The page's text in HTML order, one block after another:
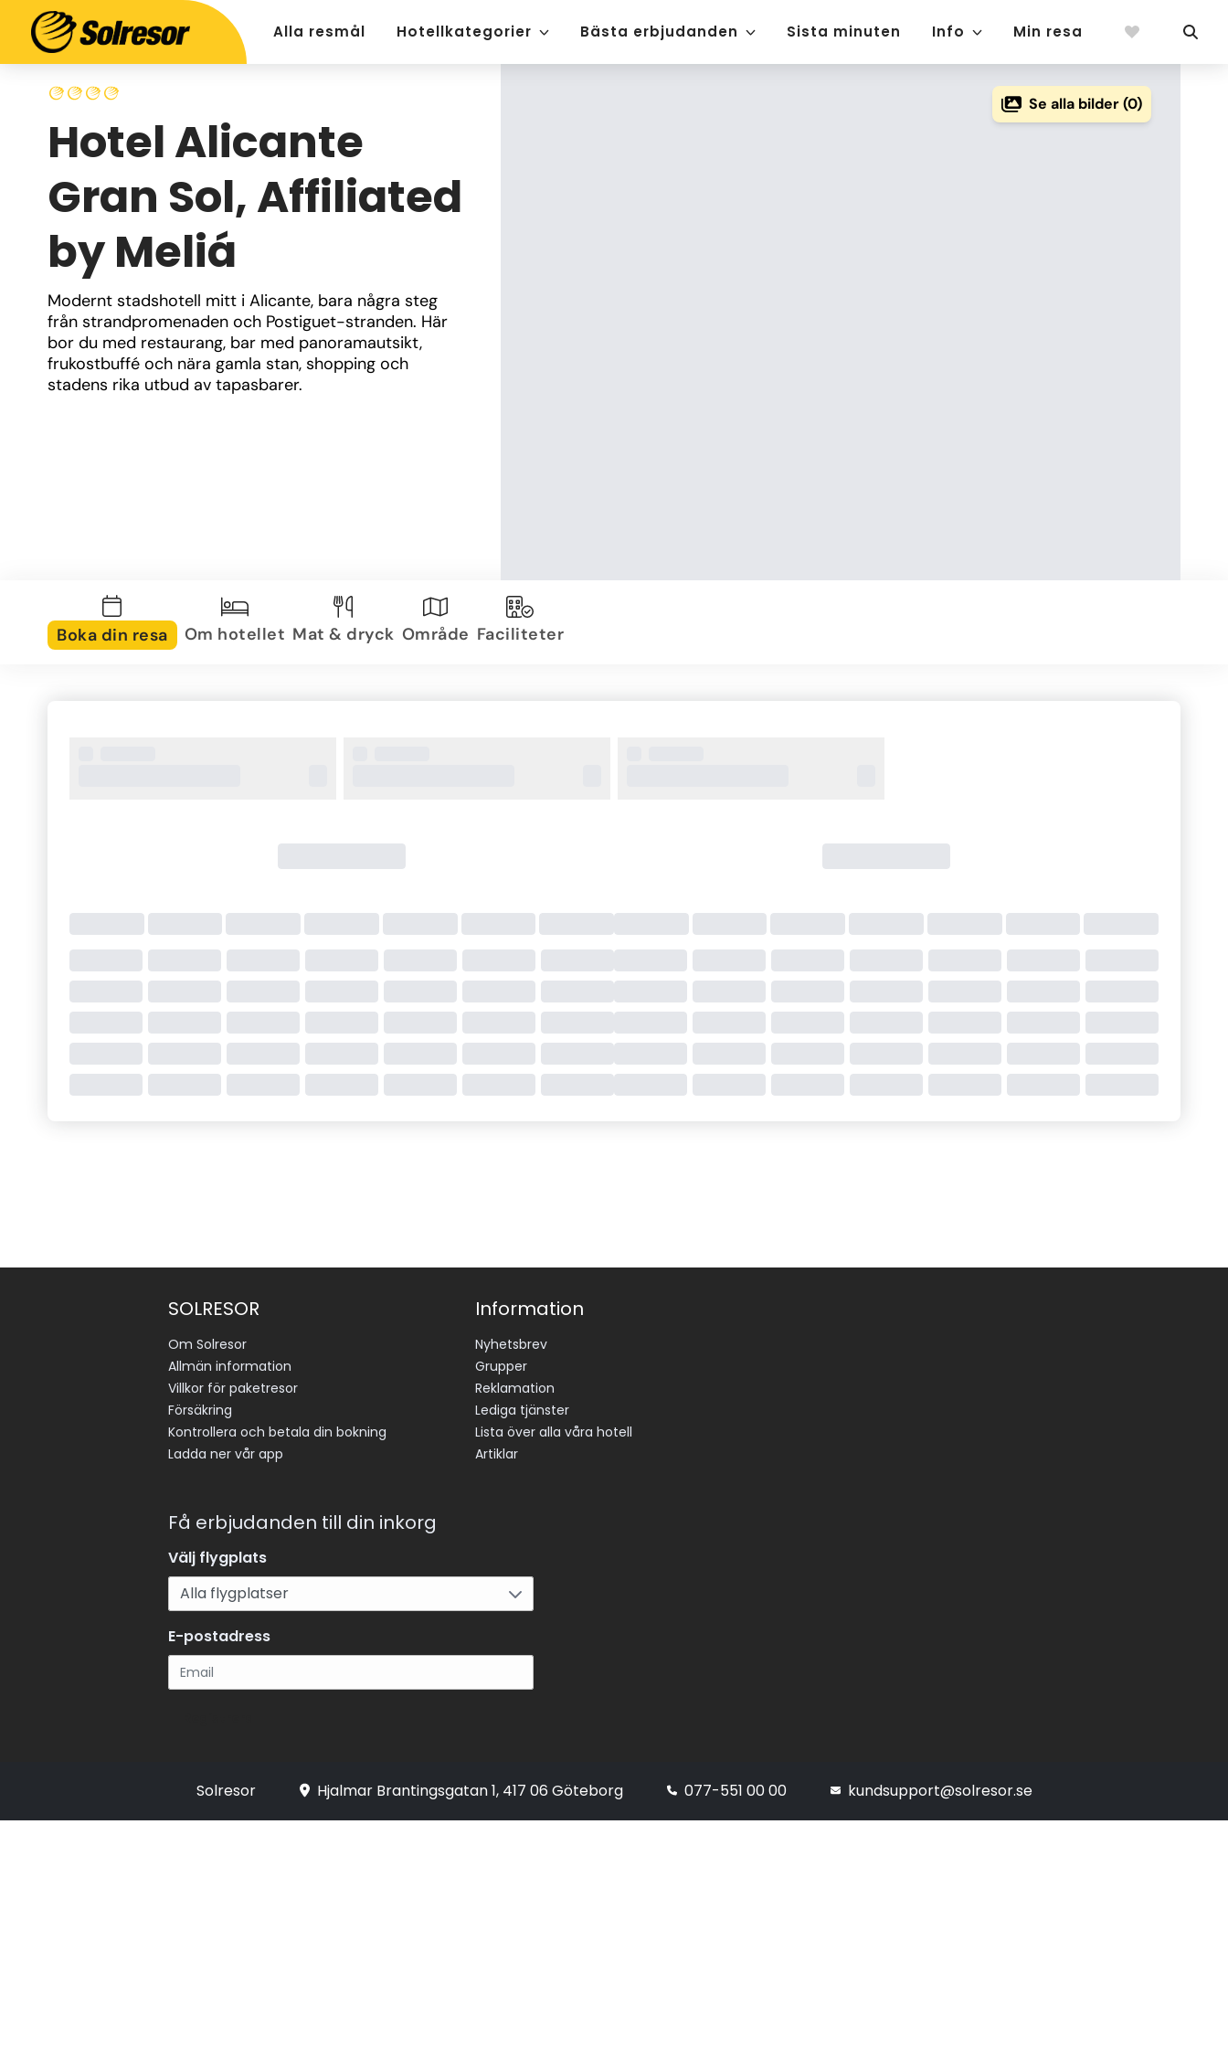
Alla resmål Hotellkategorier Bästa erbjudanden Sista minuten Info Min resa
Hotel Alicante
Gran Sol, Affiliated
by Meliá
Modernt stadshotell mitt i Alicante, bara några steg
från strandpromenaden och Postiguet-stranden. Här
bor du med restaurang, bar med panoramautsikt,
frukostbuffé och nära gamla stan, shopping och
stadens rika utbud av tapasbarer.
Se alla bilder (0)
Boka din resa Om hotellet Mat & dryck Område Faciliteter
SOLRESOR
Om Solresor
Allmän information
Villkor för paketresor
Försäkring
Kontrollera och betala din bokning
Ladda ner vår app
Information
Nyhetsbrev
Grupper
Reklamation
Lediga tjänster
Lista över alla våra hotell
Artiklar
Få erbjudanden till din inkorg
Välj flygplats
E-postadress
Solresor Hjalmar Brantingsgatan 1, 417 06 Göteborg 077-551 00 00 kundsupport@solresor.se